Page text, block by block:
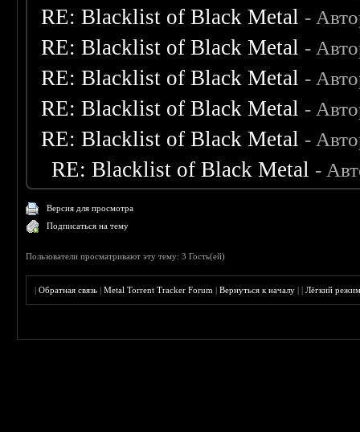
RE: Blacklist of Black Metal -
RE: Blacklist of Black Metal -
RE: Blacklist of Black Metal -
RE: Blacklist of Black Metal -
RE: Blacklist of Black Metal -
RE: Blacklist of Black Metal -
Версия для просмотра
Подписаться на тему
Пользователи просматривают эту тему: 3 Гость(ей)
|Обратная связь |Metal Torrent Tracker Forum |Вернуться к началу ||Лёгкий